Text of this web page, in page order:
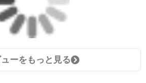
ーをもっと見る